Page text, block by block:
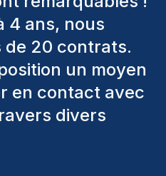
nous proposer
Ceux que
sont toujours
je
nouvelles